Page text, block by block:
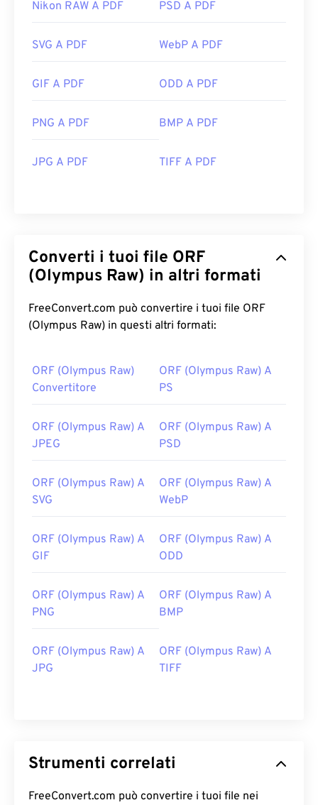
Nikon RAW A PDF PSD A PDF
SVG A PDF WebP A PDF
GIF A PDF ODD A PDF
PNG A PDF BMP A PDF
JPG A PDF TIFF A PDF
Converti i tuoi file ORF
(Olympus Raw) in altri formati
FreeConvert.com può convertire i tuoi file ORF
(Olympus Raw) in questi altri formati:
ORF (Olympus Raw)
Convertitore
ORF (Olympus Raw) A
PS
ORF (Olympus Raw) A
JPEG
ORF (Olympus Raw) A
PSD
ORF (Olympus Raw) A
SVG
ORF (Olympus Raw) A
WebP
ORF (Olympus Raw) A
GIF
ORF (Olympus Raw) A
ODD
ORF (Olympus Raw) A
PNG
ORF (Olympus Raw) A
BMP
ORF (Olympus Raw) A
JPG
ORF (Olympus Raw) A
TIFF
Strumenti correlati
FreeConvert.com può convertire i tuoi file nei